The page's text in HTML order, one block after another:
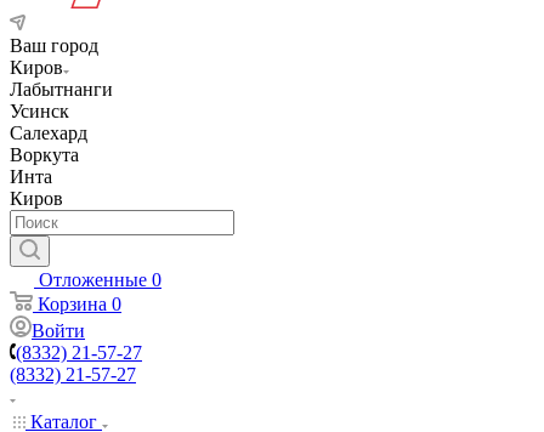
Ваш город
Киров
Лабытнанги
Усинск
Салехард
Воркута
Инта
Киров
Отложенные 0
Корзина 0
Войти
(8332) 21-57-27
(8332) 21-57-27
Каталог